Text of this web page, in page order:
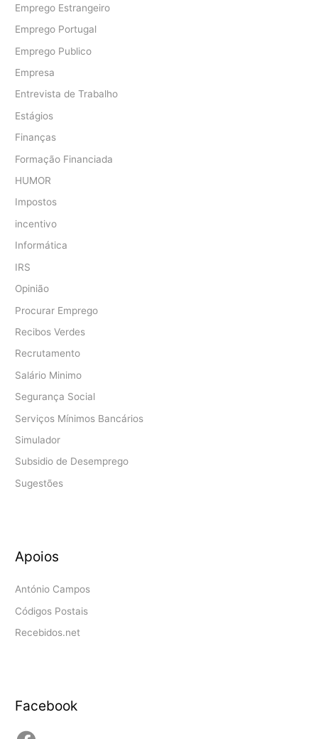
Emprego Estrangeiro
Emprego Portugal
Emprego Publico
Empresa
Entrevista de Trabalho
Estágios
Finanças
Formação Financiada
HUMOR
Impostos
incentivo
Informática
IRS
Opinião
Procurar Emprego
Recibos Verdes
Recrutamento
Salário Minimo
Segurança Social
Serviços Mínimos Bancários
Simulador
Subsidio de Desemprego
Sugestões
Apoios
António Campos
Códigos Postais
Recebidos.net
Facebook
Facebook